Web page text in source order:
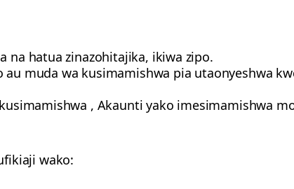
na hatua zinazohitajika, ikiwa zipo.
muda wa kusimamishwa pia utaonyeshwa
, Akaunti yako imesimamishwa
wako: